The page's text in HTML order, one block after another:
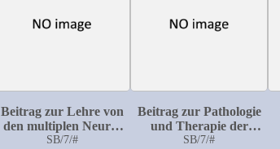
Beitrag zur Lehre von
den multiplen Neuro-
Fibromen
SB/7/#
Beitrag zur Pathologie
und Therapie der
multiplen cerebro-
SB/7/#